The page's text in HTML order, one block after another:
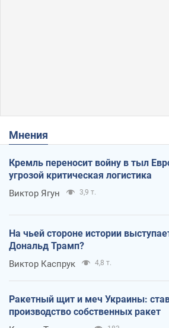
Мнения
Кремль переносит войну в тыл
угрозой критическая логистика
Виктор Ягун 3,9 т.
На чьей стороне истории
Дональд Трамп?
Виктор Каспрук 4,8 т.
Ракетный щит и меч Украины:
производство собственных ракет